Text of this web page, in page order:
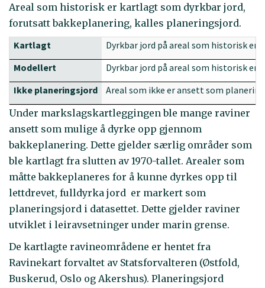
Areal som historisk er kartlagt som dyrkbar jord,
forutsatt bakkeplanering, kalles planeringsjord.
Kartlagt
Dyrkbar jord på areal som historisk
Modellert
Dyrkbar jord på areal som historisk
Ikke planeringsjord
Areal som ikke er ansett som
Under markslagskartleggingen ble mange raviner
ansett som mulige å dyrke opp gjennom
bakkeplanering. Dette gjelder særlig områder som
ble kartlagt fra slutten av 1970-tallet. Arealer som
måtte bakkeplaneres for å kunne dyrkes opp til
lettdrevet, fulldyrka jord er markert som
planeringsjord i datasettet. Dette gjelder raviner
utviklet i leiravsetninger under marin grense.
De kartlagte ravineområdene er hentet fra
Ravinekart forvaltet av Statsforvalteren (Østfold,
Buskerud, Oslo og Akershus). Planeringsjord